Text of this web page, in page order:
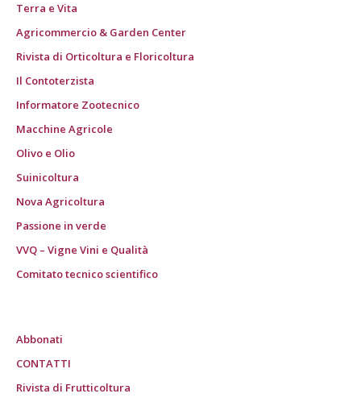
Terra e Vita
Agricommercio & Garden Center
Rivista di Orticoltura e Floricoltura
Il Contoterzista
Informatore Zootecnico
Macchine Agricole
Olivo e Olio
Suinicoltura
Nova Agricoltura
Passione in verde
VVQ – Vigne Vini e Qualità
Comitato tecnico scientifico
Abbonati
CONTATTI
Rivista di Frutticoltura